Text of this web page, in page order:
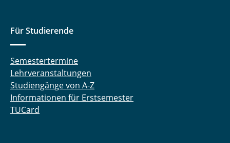
Für Studierende
Semestertermine
Lehrveranstaltungen
Studiengänge von A-Z
Informationen für Erstsemester
TUCard